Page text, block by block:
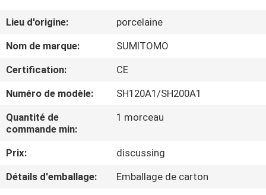
SUJET
DE
NOUS
VISITE
D'USINE
CONTRÔLE
DE
Lieu d'origine:
porcelaine
Nom de marque:
SUMITOMO
Certification:
CE
Numéro de modèle:
SH120A1/SH200A1
Quantité de
commande min:
1 morceau
Prix:
discussing
Détails d'emballage:
Emballage de carton